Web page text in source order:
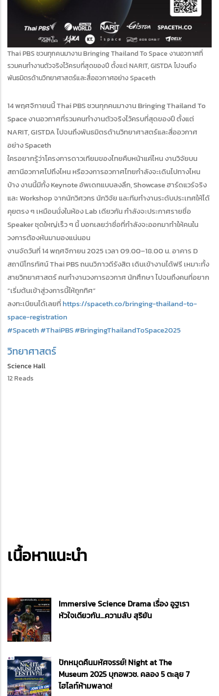
Thai PBS ชวนทุกคนมางาน Bringing Thailand To Space งานอวกาศที่
รวมคนทำงานตัวจริงไว้ครบที่สุดของปี ตั้งแต่ NARIT, GISTDA ไปจนถึง
พันธมิตรด้านวิทยาศาสตร์และสื่ออวกาศอย่าง Spaceth
14 พฤศจิกายนนี้ Thai PBS ชวนทุกคนมางาน Bringing Thailand To
Space งานอวกาศที่รวมคนทำงานตัวจริงไว้ครบที่สุดของปี ตั้งแต่
NARIT, GISTDA ไปจนถึงพันธมิตรด้านวิทยาศาสตร์และสื่ออวกาศ
อย่าง Spaceth
ใครอยากรู้ว่าโครงการดาวเทียมของไทยคืบหน้าแค่ไหน งานวิจัยบน
สถานีอวกาศไปถึงไหน หรือวงการอวกาศไทยกำลังจะเดินไปทางไหน
บ้าง งานนี้มีทั้ง Keynote อัพเดทแบบลงลึก, Showcase ฮาร์ดแวร์จริง
และ Workshop จากนักวิศวกร นักวิจัย และทีมทำงานระดับประเทศให้ได้
คุยตรง ๆ เหมือนนั่งในห้อง Lab เดียวกัน กำลังจะประกาศรายชื่อ
Speaker ชุดใหญ่เร็ว ๆ นี้ บอกเลยว่าชื่อที่กำลังจะออกมาทำให้คนใน
วงการต้องหันมามองแน่นอน
งานจัดวันที่ 14 พฤศจิกายน 2025 เวลา 09.00–18.00 น. อาคาร D
สถานีโทรทัศน์ Thai PBS ถนนวิภาวดีรังสิต เดินเข้างานได้ฟรี เหมาะทั้ง
สายวิทยาศาสตร์ คนทำงานวงการอวกาศ นักศึกษา ไปจนถึงคนที่อยาก
“เริ่มต้นเข้าสู่วงการนี้ให้ถูกทิศ”
ลงทะเบียนได้เลยที่ https://spaceth.co/bringing-thailand-to-
space-registration
#Spaceth#ThaiPBS#BringingThailandToSpace2025
วิทยาศาสตร์
Science Hall
12 Reads
เนื้อหาแนะนำ
Immersive Science Drama เรื่อง อูฐเรา
หัวใจเดียวกัน...ความลับ สุริยัน
ปักหมุดคืนมหัศจรรย์! Night at The
Museum 2025 บุกอพวช. คลอง 5 ตะลุย 7
ไฮไลท์ห้ามพลาด!